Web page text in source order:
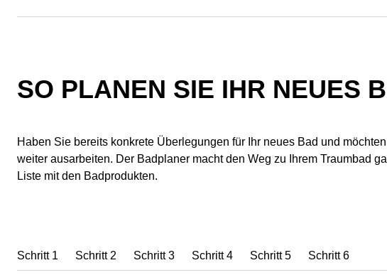
SO PLANEN SIE IHR NEUES
Haben Sie bereits konkrete Überlegungen für Ihr neues Bad und
weiter ausarbeiten. Der Badplaner macht den Weg zu Ihrem Traumbad
Liste mit den Badprodukten.
Schritt 1 Schritt 2 Schritt 3 Schritt 4 Schritt 5 Schritt 6